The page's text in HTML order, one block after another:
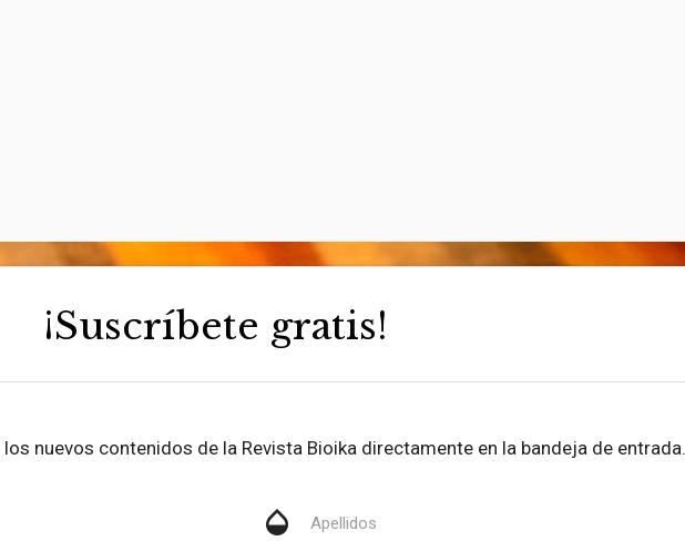
¡Suscríbete gratis!
los nuevos contenidos de la Revista Bioika directamente en la bandeja de entrada.
opacity Apellidos